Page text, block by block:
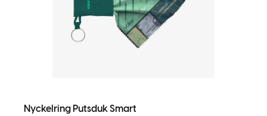
Nyckelring Putsduk Smart